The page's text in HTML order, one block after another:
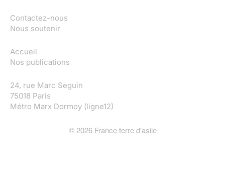
Contactez-nous
Nous soutenir
Accueil
Nos publications
24, rue Marc Seguin
75018 Paris
Métro Marx Dormoy (ligne12)
© 2026France terre d'asile